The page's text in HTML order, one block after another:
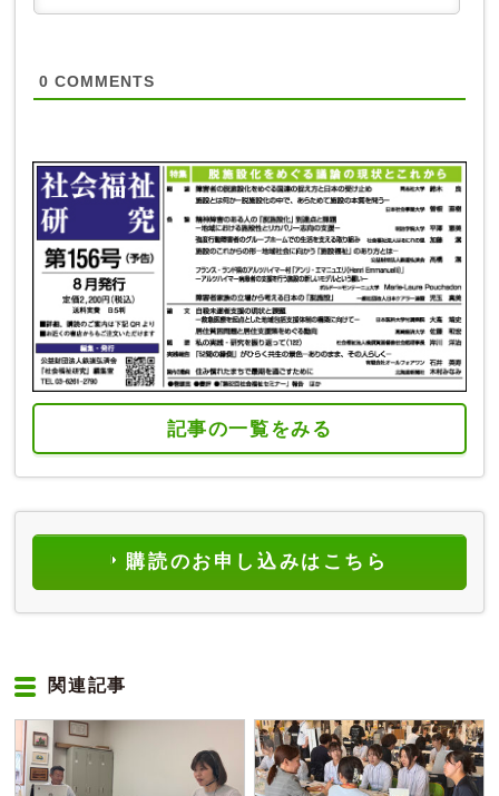
0 COMMENTS
記事の一覧をみる
購読のお申し込みはこちら
関連記事